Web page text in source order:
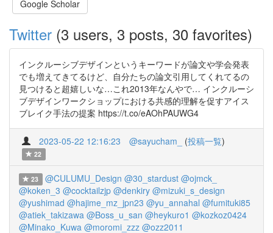
Google Scholar
Twitter (3 users, 3 posts, 30 favorites)
インクルーシブデザインというキーワードが論文や学会発表
でも増えてきてるけど、自分たちの論文引用してくれてるの
見つけると超嬉しいな…これ2013年なんやで… インクルーシ
ブデザインワークショップにおける共感的理解を促すアイス
ブレイク手法の提案 https://t.co/eAOhPAUWG4
2023-05-22 12:16:23 @sayucham_ (投稿一覧)
22
23 @CULUMU_Design @30_stardust @ojmck_
@koken_3 @cocktailzjp @denkiry @mizuki_s_design
@yushimad @hajime_mz_jpn23 @yu_annahal @fumituki85
@atiek_takizawa @Boss_u_san @heykuro1 @kozkoz0424
@Minako_Kuwa @moromi_zzz @ozz2011